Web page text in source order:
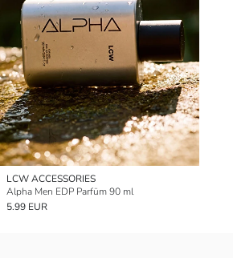
LCW ACCESSORIES
Alpha Men EDP Parfüm 90 ml
5.99 EUR